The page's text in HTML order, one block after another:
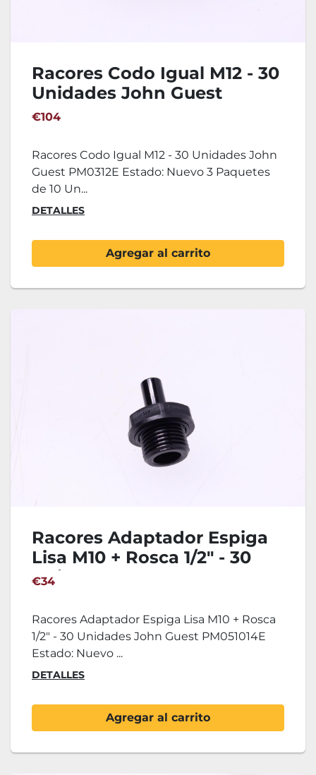
Racores Codo Igual M12 - 30
Unidades John Guest
PM0312E
€104
Racores Codo Igual M12 - 30 Unidades John
Guest PM0312E Estado: Nuevo 3 Paquetes
de 10 Un...
DETALLES
Agregar al carrito
Racores Adaptador Espiga
Lisa M10 + Rosca 1/2" - 30
Unidades John Guest
€34
Racores Adaptador Espiga Lisa M10 + Rosca
1/2" - 30 Unidades John Guest PM051014E
Estado: Nuevo ...
DETALLES
Agregar al carrito